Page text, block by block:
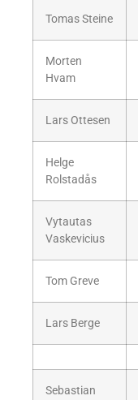
Tomas Steine
Morten
Hvam
Lars Ottesen
Helge
Rolstadås
Vytautas
Vaskevicius
Tom Greve
Lars Berge
Sebastian